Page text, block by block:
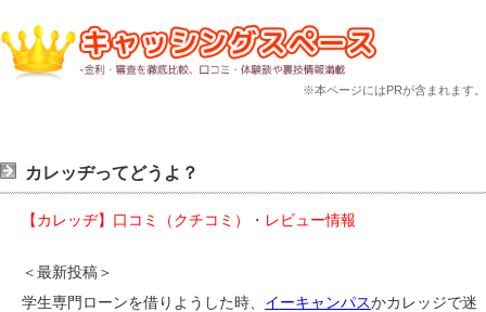
※本ページにはPRが含まれます。
カレッヂってどうよ？
【カレッヂ】口コミ（クチコミ）・レビュー情報
＜最新投稿＞
学生専門ローンを借りようした時、 イーキャンパスかカレッジで迷